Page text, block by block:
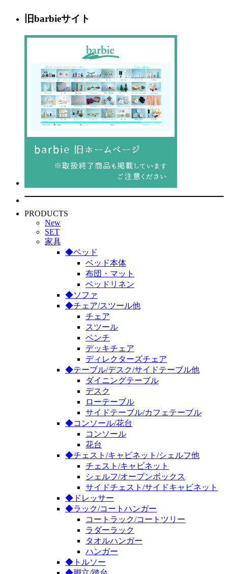
旧barbieサイト
PRODUCTS
New
SET
家具
◆ベッド
ベッド本体
布団・マット
ベッドリネン
◆ソファ
◆チェア/スツール他
チェア
スツール
ベンチ
デッキチェア
ディレクターズチェア
◆テーブル/デスク/サイドテーブル他
ダイニングテーブル
デスク
ローテーブル
サイドテーブル/カフェテーブル
◆コンソール/花台
コンソール
花台
◆チェスト/キャビネット/シェルフ他
チェスト/キャビネット
シェルフ/オープンボックス
サイドチェスト/サイドキャビネット
◆ドレッサー
◆ラック/コートハンガー
コートラック/コートツリー
ラダーラック
タオルハンガー
ハンガー
◆トルソー